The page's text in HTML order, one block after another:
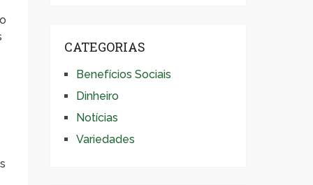
CATEGORIAS
Benefícios Sociais
Dinheiro
Notícias
Variedades